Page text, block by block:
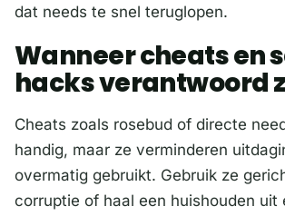
dat needs te snel teruglopen.
Wanneer cheats en
hacks verantwoord
Cheats zoals rosebud of directe
handig, maar ze verminderen
overmatig gebruikt. Gebruik ze
corruptie of haal een huishouden uit